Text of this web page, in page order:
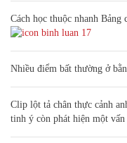
Cách học thuộc nhanh
17
Nhiều điểm bất thường ở
Clip lột tả chân thực cảnh
tinh ý còn phát hiện một